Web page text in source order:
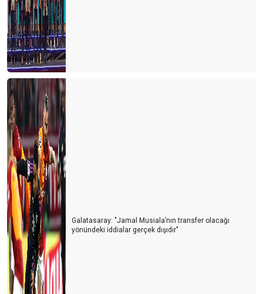
Galatasaray: "Jamal Musiala’nın transfer olacağı
yönündeki iddialar gerçek dışıdır"